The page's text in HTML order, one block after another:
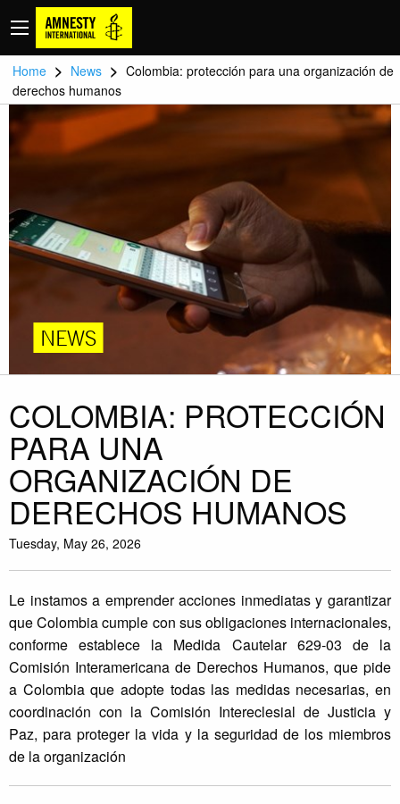
Home > News > Colombia: protección para una organización de
derechos humanos
NEWS
COLOMBIA: PROTECCIÓN
PARA UNA
ORGANIZACIÓN DE
DERECHOS HUMANOS
Tuesday, May 26, 2026
Le instamos a emprender acciones inmediatas y garantizar
que Colombia cumple con sus obligaciones internacionales,
conforme establece la Medida Cautelar 629-03 de la
Comisión Interamericana de Derechos Humanos, que pide
a Colombia que adopte todas las medidas necesarias, en
coordinación con la Comisión Intereclesial de Justicia y
Paz, para proteger la vida y la seguridad de los miembros
de la organización